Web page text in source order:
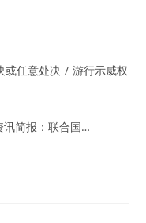
或任意处决 / 游行示威权
讯简报：联合国…